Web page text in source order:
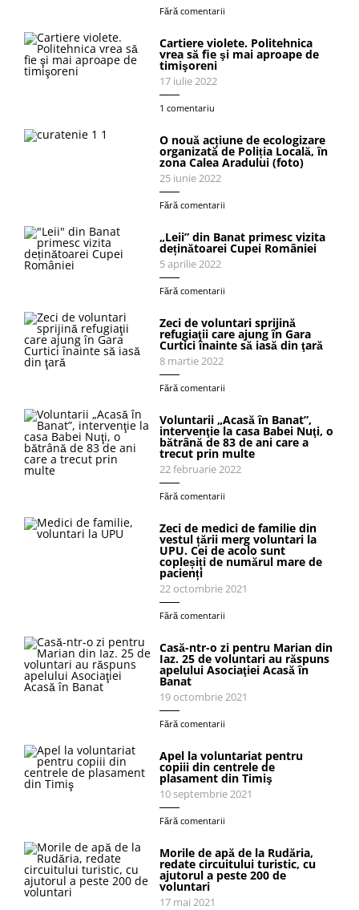
Fără comentarii
Cartiere violete. Politehnica
vrea să fie şi mai aproape de
timişoreni
17 iulie 2022
1 comentariu
O nouă acțiune de ecologizare
organizată de Poliția Locală, în
zona Calea Aradului (foto)
25 iunie 2022
Fără comentarii
„Leii” din Banat primesc vizita
deținătoarei Cupei României
5 aprilie 2022
Fără comentarii
Zeci de voluntari sprijină
refugiaţii care ajung în Gara
Curtici înainte să iasă din ţară
8 martie 2022
Fără comentarii
Voluntarii „Acasă în Banat”,
intervenţie la casa Babei Nuţi, o
bătrână de 83 de ani care a
trecut prin multe
22 februarie 2022
Fără comentarii
Zeci de medici de familie din
vestul țării merg voluntari la
UPU. Cei de acolo sunt
copleșiți de numărul mare de
pacienți
22 octombrie 2021
Fără comentarii
Casă-ntr-o zi pentru Marian din
Iaz. 25 de voluntari au răspuns
apelului Asociaţiei Acasă în
Banat
19 octombrie 2021
Fără comentarii
Apel la voluntariat pentru
copiii din centrele de
plasament din Timiş
10 septembrie 2021
Fără comentarii
Morile de apă de la Rudăria,
redate circuitului turistic, cu
ajutorul a peste 200 de
voluntari
17 mai 2021